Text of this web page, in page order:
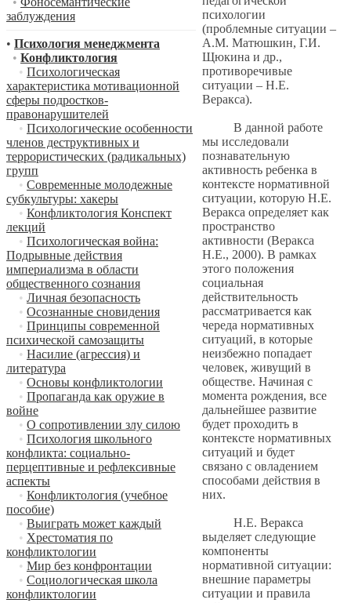
заблуждения
• Психология менеджмента
• Конфликтология
• Психологическая
характеристика мотивационной
сферы подростков-
правонарушителей
• Психологические особенности
членов деструктивных и
террористических (радикальных)
групп
• Современные молодежные
субкультуры: хакеры
• Конфликтология Конспект
лекций
• Психологическая война:
Подрывные действия
империализма в области
общественного сознания
• Личная безопасность
• Осознанные сновидения
• Принципы современной
психической самозащиты
• Насилие (агрессия) и
литература
• Основы конфликтологии
• Пропаганда как оружие в
войне
• О сопротивлении злу силою
• Психология школьного
конфликта: социально-
перцептивные и рефлексивные
аспекты
• Конфликтология (учебное
пособие)
• Выиграть может каждый
• Хрестоматия по
конфликтологии
• Мир без конфронтации
• Социологическая школа
конфликтологии
психологии
(проблемные ситуации –
А.М. Матюшкин, Г.И.
Щюкина и др.,
противоречивые
ситуации – Н.Е.
Веракса).
В данной работе
мы исследовали
познавательную
активность ребенка в
контексте нормативной
ситуации, которую Н.Е.
Веракса определяет как
пространство
активности (Веракса
Н.Е., 2000). В рамках
этого положения
социальная
действительность
рассматривается как
череда нормативных
ситуаций, в которые
неизбежно попадает
человек, живущий в
обществе. Начиная с
момента рождения, все
дальнейшее развитие
будет проходить в
контексте нормативных
ситуаций и будет
связано с овладением
способами действия в
них.
Н.Е. Веракса
выделяет следующие
компоненты
нормативной ситуации:
внешние параметры
ситуации и правила